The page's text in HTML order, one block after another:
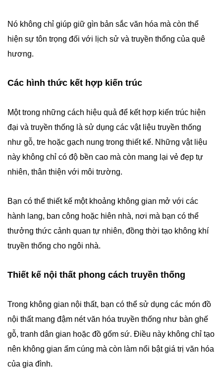
Nó không chỉ giúp giữ gìn bản sắc văn hóa mà còn thể
hiện sự tôn trọng đối với lịch sử và truyền thống của quê
hương.
Các hình thức kết hợp kiến trúc
Một trong những cách hiệu quả để kết hợp kiến trúc hiện
đại và truyền thống là sử dụng các vật liệu truyền thống
như gỗ, tre hoặc gạch nung trong thiết kế. Những vật liệu
này không chỉ có độ bền cao mà còn mang lại vẻ đẹp tự
nhiên, thân thiện với môi trường.
Bạn có thể thiết kế một khoảng không gian mở với các
hành lang, ban công hoặc hiên nhà, nơi mà bạn có thể
thưởng thức cảnh quan tự nhiên, đồng thời tạo không khí
truyền thống cho ngôi nhà.
Thiết kế nội thất phong cách truyền thống
Trong không gian nội thất, bạn có thể sử dụng các món đồ
nội thất mang đậm nét văn hóa truyền thống như bàn ghế
gỗ, tranh dân gian hoặc đồ gốm sứ. Điều này không chỉ tạo
nên không gian ấm cúng mà còn làm nổi bật giá trị văn hóa
của gia đình.